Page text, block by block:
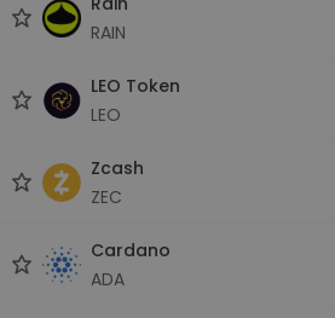
RAIN
LEO Token
LEO
Zcash
ZEC
Cardano
ADA